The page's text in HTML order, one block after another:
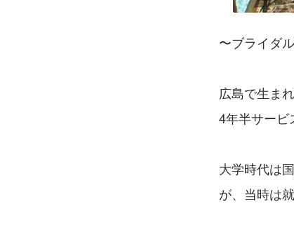
〜ブライダ
広島で生ま
4年半サービ
大学時代は
が、当時は